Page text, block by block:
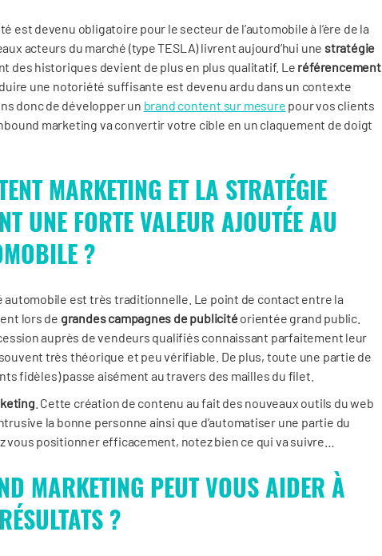
est devenu obligatoire pour le secteur de l’automobile à l’ère de la
acteurs du marché (type TESLA) livrent aujourd’hui une stratégie
des historiques devient de plus en plus qualitatif. Le référencement
une notoriété suffisante est devenu ardu dans un contexte
donc de développer un brand content sur mesure pour vos clients
marketing va convertir votre cible en un claquement de doigt
MARKETING ET LA STRATÉGIE
UNE FORTE VALEUR AJOUTÉE AU
?
automobile est très traditionnelle. Le point de contact entre la
lors de grandes campagnes de publicitéorientée grand public.
auprès de vendeurs qualifiés connaissant parfaitement leur
très théorique et peu vérifiable. De plus, toute une partie de
fidèles) passe aisément au travers des mailles du filet.
. Cette création de contenu au fait des nouveaux outils du web
la bonne personne ainsi que d’automatiser une partie du
vous positionner efficacement, notez bien ce qui va suivre…
MARKETING PEUT VOUS AIDER À
?